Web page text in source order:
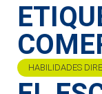
HABILIDADES